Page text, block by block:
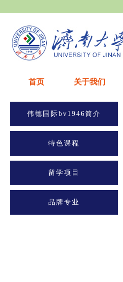
首页 关于我们
伟德国际bv1946简介
特色课程
留学项目
品牌专业